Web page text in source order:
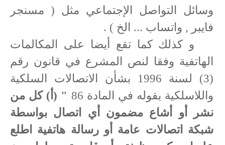
وسائل التواصل الإجتماعي مثل ( مسنجر
فايبر , واتساب ... الخ ) .
و كذلك كما تقع أيضا على المكالمات
الهاتفية وفقا لنص المشرع في قانون رقم
(3) لسنة 1996 بشأن الاتصالات السلكية
واللاسلكية بقوله في المادة 86
" (أ) كل من
نشر أو أشاع مضمون أي اتصال بواسطة
شبكة اتصالات عامة أو رسالة هاتفية اطلع